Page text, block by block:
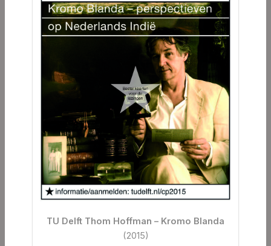
TU Delft Thom Hoffman – Kromo Blanda
(2015)